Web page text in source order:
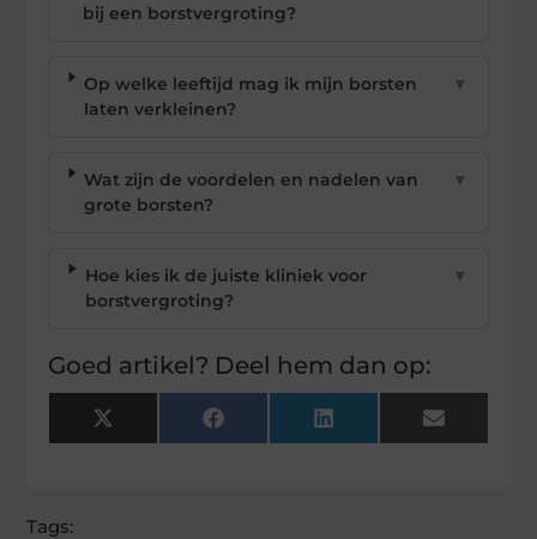
bij een borstvergroting?
Op welke leeftijd mag ik mijn borsten
laten verkleinen?
▼
Wat zijn de voordelen en nadelen van
grote borsten?
▼
Hoe kies ik de juiste kliniek voor
borstvergroting?
▼
Goed artikel? Deel hem dan op:
X
(Twitter)
Facebook LinkedIn Email
Tags: